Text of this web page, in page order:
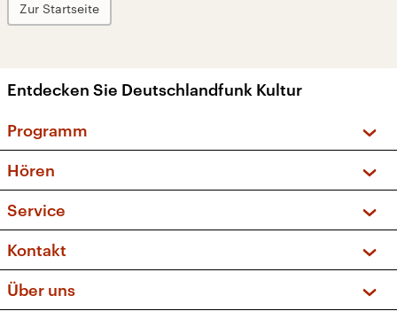
Zur Startseite
Entdecken Sie Deutschlandfunk Kultur
Programm
Sendungen und Podcasts
Musikliste
Kakadu – Das Kinderprogramm
Hören
Frequenzen (UKW + DAB+)
Service
FAQ
Apps
Newsletter
Kontakt
Social Media
Über uns